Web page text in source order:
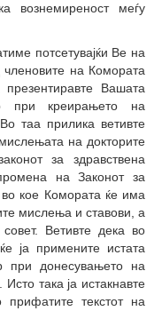
вознемиреност меѓу
потсетувајќи Ве на
на Комората
презентиравте Вашата
при креирањето на
таа прилика ветивте
на докторите
за здравствена
на Законот за
во кое Комората ќе има
мислења и ставови, а
Ветивте дека во
ја примените истата
при донесувањето на
така ја истакнавте
прифатите текстот на